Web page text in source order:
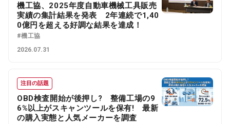
機工協、2025年度自動車機械工具販売
実績の集計結果を発表 2年連続で1,40
0億円を超える好調な結果を達成！
#機工協
2026.07.31
注目の話題
OBD検査開始が後押し? 整備工場の9
6%以上がスキャンツールを保有! 最新
の購入実態と人気メーカーを調査